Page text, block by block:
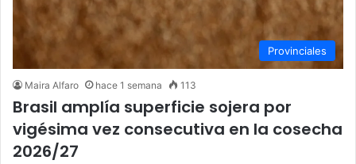
Provinciales
Maira Alfaro hace 1 semana 113
Brasil amplía superficie sojera por
vigésima vez consecutiva en la cosecha
2026/27